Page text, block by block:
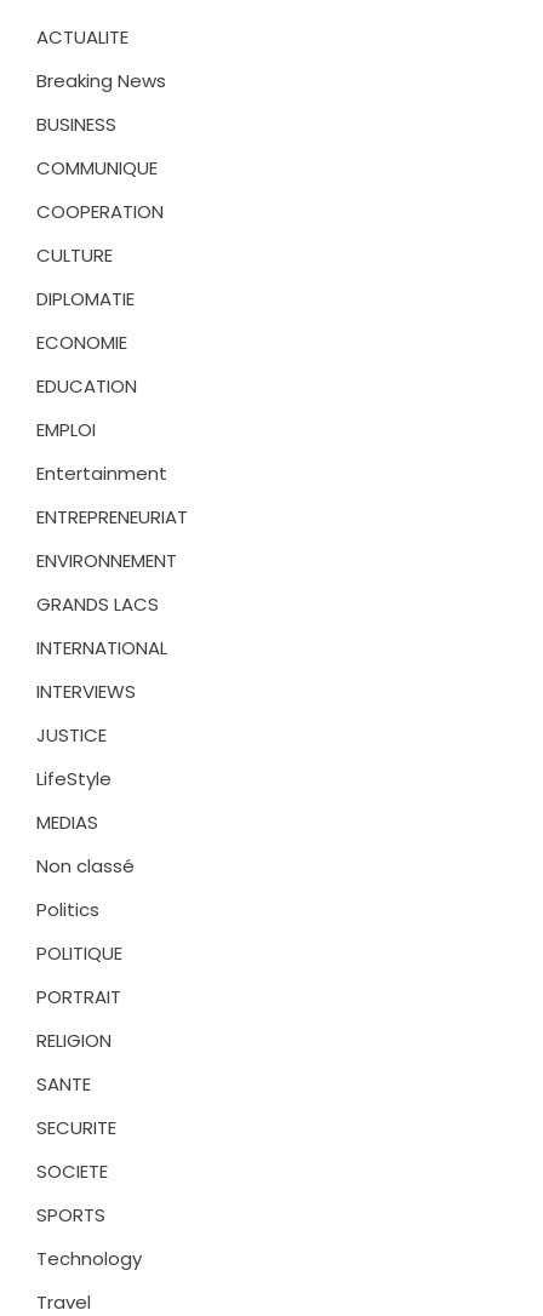
ACTUALITE
Breaking News
BUSINESS
COMMUNIQUE
COOPERATION
CULTURE
DIPLOMATIE
ECONOMIE
EDUCATION
EMPLOI
Entertainment
ENTREPRENEURIAT
ENVIRONNEMENT
GRANDS LACS
INTERNATIONAL
INTERVIEWS
JUSTICE
LifeStyle
MEDIAS
Non classé
Politics
POLITIQUE
PORTRAIT
RELIGION
SANTE
SECURITE
SOCIETE
SPORTS
Technology
Travel